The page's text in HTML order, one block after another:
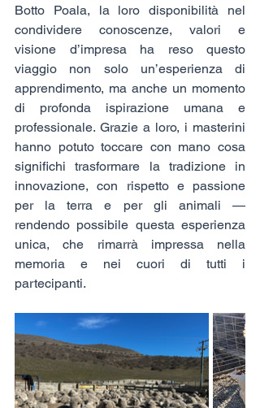
Botto Poala, la loro disponibilità nel
condividere conoscenze, valori e
visione d’impresa ha reso questo
viaggio non solo un’esperienza di
apprendimento, ma anche un momento
di profonda ispirazione umana e
professionale. Grazie a loro, i masterini
hanno potuto toccare con mano cosa
significhi trasformare la tradizione in
innovazione, con rispetto e passione
per la terra e per gli animali —
rendendo possibile questa esperienza
unica, che rimarrà impressa nella
memoria e nei cuori di tutti i
partecipanti.